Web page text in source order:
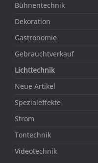
Bühnentechnik
Dekoration
Gastronomie
Gebrauchtverkauf
Lichttechnik
Neue Artikel
Spezialeffekte
Strom
Tontechnik
Videotechnik